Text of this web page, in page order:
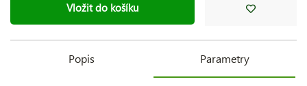
Vložit do košíku
Popis Parametry